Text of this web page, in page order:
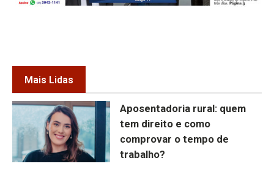
Mais Lidas
Aposentadoria rural: quem
tem direito e como
comprovar o tempo de
trabalho?